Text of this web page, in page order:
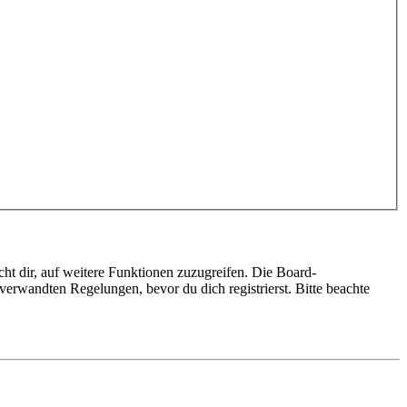
dir, auf weitere Funktionen zuzugreifen. Die Board-
Regelungen, bevor du dich registrierst. Bitte beachte